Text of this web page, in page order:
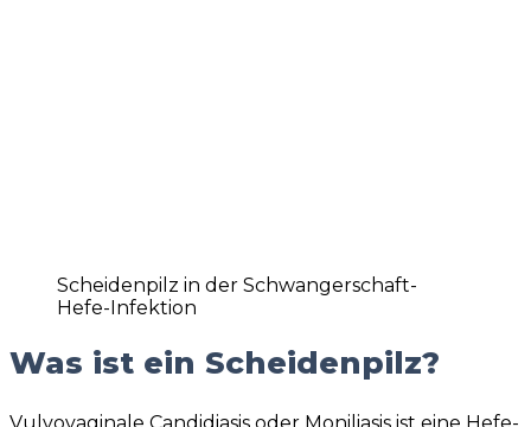
Scheidenpilz in der Schwangerschaft-
Hefe-Infektion
Was ist ein Scheidenpilz?